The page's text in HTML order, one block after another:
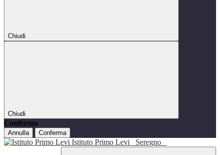
Chiudi
Chiudi
Conferma
Annulla Conferma
Istituto Primo Levi Seregno